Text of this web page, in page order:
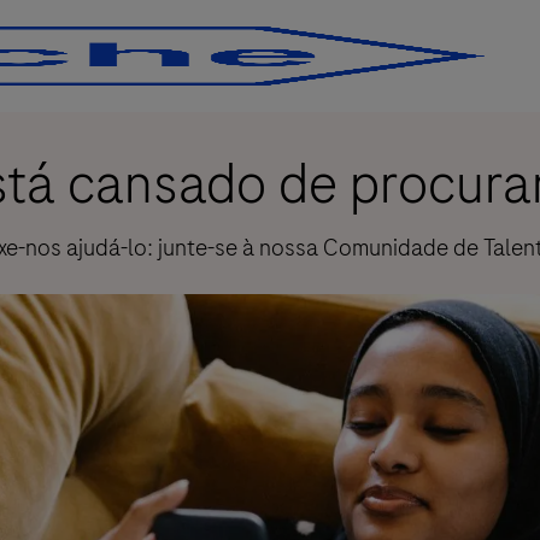
cansado de
nos ajudá-lo: junte-se à nossa Comunidade de